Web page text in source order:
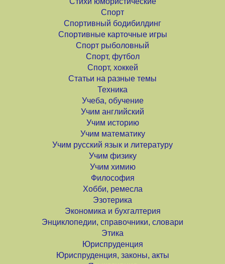
Спорт
Спортивный бодибилдинг
Спортивные карточные игры
Спорт рыболовный
Спорт, футбол
Спорт, хоккей
Статьи на разные темы
Техника
Учеба, обучение
Учим английский
Учим историю
Учим математику
Учим русский язык и литературу
Учим физику
Учим химию
Философия
Хобби, ремесла
Эзотерика
Экономика и бухгалтерия
Энциклопедии, справочники, словари
Этика
Юриспруденция
Юриспруденция, законы, акты